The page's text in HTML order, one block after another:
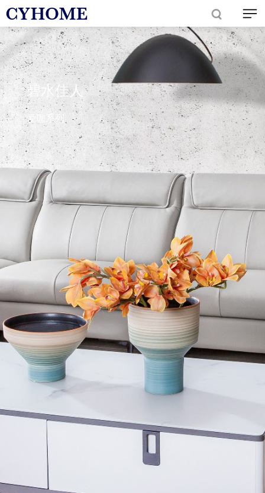
碧水佳人
爱珈系列